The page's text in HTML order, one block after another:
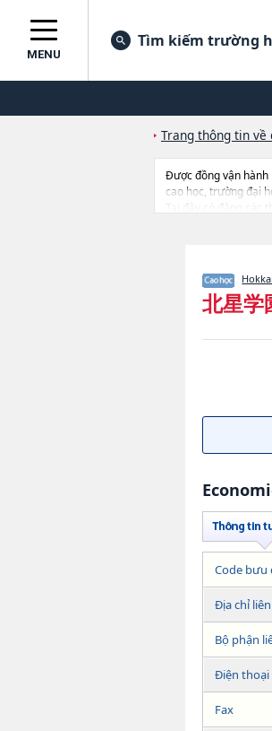
MENU
Tìm kiếm trường
Trang thông tin về
Được đồng vận hành
cao học, trường đại
Tại đây có đăng
北星学
Code bưu
Địa chỉ
Bộ phận
Điện thoại
Fax